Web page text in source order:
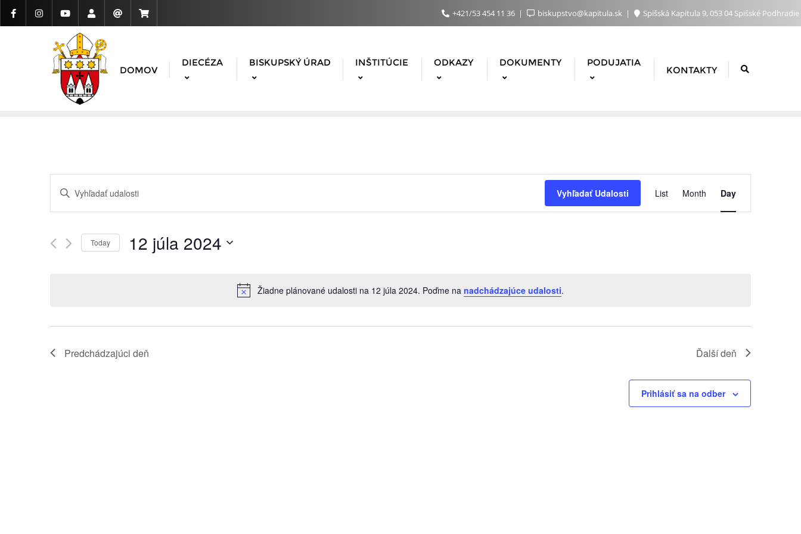
+421/53 454 11 36 biskupstvo@kapitula.sk Spišská Kapitula 9, 053 04 Spišské Podhradie
DOMOV
DIECÉZA BISKUPSKÝ ÚRAD INŠTITÚCIE ODKAZY DOKUMENTY PODUJATIA
KONTAKTY
Žiadne plánované udalosti na 12 júla 2024. Poďme na nadchádzajúce udalosti.
Udalosti
Search
and
Views
Enter
Udalosti
Vyhľadať Udalosti
Udalosť
Navigácie
List Month Day
Today 12 júla 2024
Predchádzajúci deň Ďalší deň
Prihlásiť sa na odber